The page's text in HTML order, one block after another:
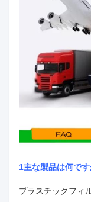
1主な製品は何で
プラスチックフィ